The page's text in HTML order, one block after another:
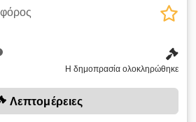
Η δημοπρασία ολοκληρώθηκε
Λεπτομέρειες